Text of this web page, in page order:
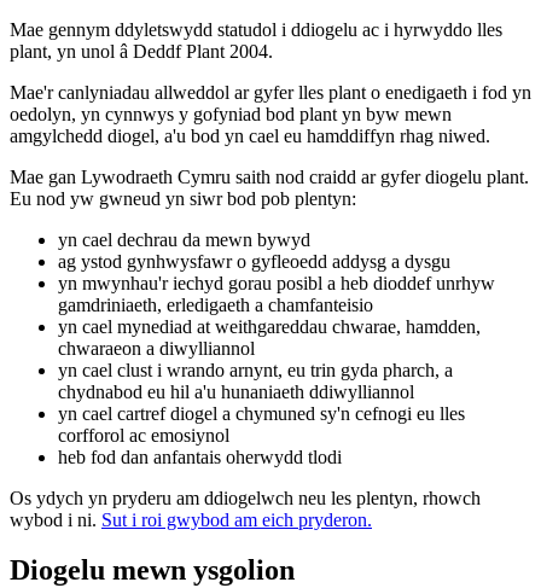
Mae gennym ddyletswydd statudol i ddiogelu ac i hyrwyddo lles
plant, yn unol â Deddf Plant 2004.
Mae'r canlyniadau allweddol ar gyfer lles plant o enedigaeth i fod yn
oedolyn, yn cynnwys y gofyniad bod plant yn byw mewn
amgylchedd diogel, a'u bod yn cael eu hamddiffyn rhag niwed.
Mae gan Lywodraeth Cymru saith nod craidd ar gyfer diogelu plant.
Eu nod yw gwneud yn siwr bod pob plentyn:
yn cael dechrau da mewn bywyd
ag ystod gynhwysfawr o gyfleoedd addysg a dysgu
yn mwynhau'r iechyd gorau posibl a heb dioddef unrhyw
gamdriniaeth, erledigaeth a chamfanteisio
yn cael mynediad at weithgareddau chwarae, hamdden,
chwaraeon a diwylliannol
yn cael clust i wrando arnynt, eu trin gyda pharch, a
chydnabod eu hil a'u hunaniaeth ddiwylliannol
yn cael cartref diogel a chymuned sy'n cefnogi eu lles
corfforol ac emosiynol
heb fod dan anfantais oherwydd tlodi
Os ydych yn pryderu am ddiogelwch neu les plentyn, rhowch
wybod i ni. Sut i roi gwybod am eich pryderon.
Diogelu mewn ysgolion